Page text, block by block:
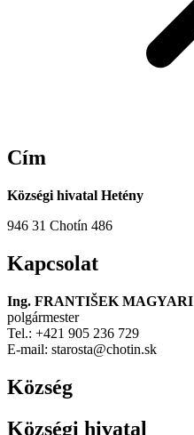
Cím
Községi hivatal Hetény
946 31 Chotín 486
Kapcsolat
Ing. FRANTIŠEK MAGYARI
polgármester
Tel.: +421 905 236 729
E-mail: starosta@chotin.sk
Község
Községi hivatal